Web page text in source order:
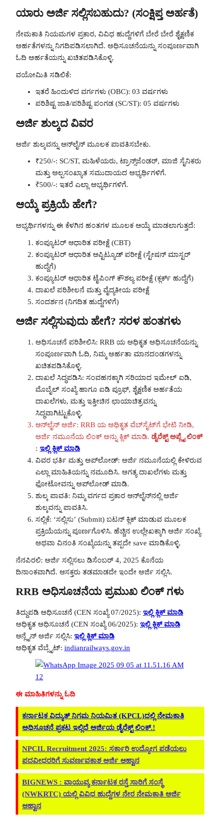
ಯಾರು ಅರ್ಜಿ ಸಲ್ಲಿಸಬಹುದು? (ಸಂಕ್ಷಿಪ್ತ ಅರ್ಹತೆ)
ನೇಮಕಾತಿ ನಿಯಮಗಳ ಪ್ರಕಾರ, ವಿವಿಧ ಹುದ್ದೆಗಳಿಗೆ ಬೇರೆ ಬೇರೆ ಶೈಕ್ಷಣಿಕ
ಅರ್ಹತೆಗಳನ್ನು ನಿಗದಿಪಡಿಸಲಾಗಿದೆ. ಅಧಿಸೂಚನೆಯನ್ನು ಸಂಪೂರ್ಣವಾಗಿ
ಓದಿ ಅರ್ಹತೆಯನ್ನು ಖಚಿತಪಡಿಸಿಕೊಳ್ಳಿ.
ವಯೋಮಿತಿ ಸಡಿಲಿಕೆ:
ಇತರೆ ಹಿಂದುಳಿದ ವರ್ಗಗಳು (OBC): 03 ವರ್ಷಗಳು
ಪರಿಶಿಷ್ಟ ಜಾತಿ/ಪರಿಶಿಷ್ಟ ಪಂಗಡ (SC/ST): 05 ವರ್ಷಗಳು
ಅರ್ಜಿ ಶುಲ್ಕದ ವಿವರ
ಅರ್ಜಿ ಶುಲ್ಕವನ್ನು ಆನ್‌ಲೈನ್ ಮೂಲಕ ಪಾವತಿಸಬೇಕು.
₹250/-: SC/ST, ಮಹಿಳೆಯರು, ಟ್ರಾನ್ಸ್‌ಜೆಂಡರ್, ಮಾಜಿ ಸೈನಿಕರು
ಮತ್ತು ಅಲ್ಪಸಂಖ್ಯಾತ ಸಮುದಾಯದ ಅಭ್ಯರ್ಥಿಗಳಿಗೆ.
₹500/-: ಇತರೆ ಎಲ್ಲಾ ಅಭ್ಯರ್ಥಿಗಳಿಗೆ.
ಆಯ್ಕೆ ಪ್ರಕ್ರಿಯೆ ಹೇಗೆ?
ಅಭ್ಯರ್ಥಿಗಳನ್ನು ಈ ಕೆಳಗಿನ ಹಂತಗಳ ಮೂಲಕ ಆಯ್ಕೆ ಮಾಡಲಾಗುತ್ತದೆ:
ಕಂಪ್ಯೂಟರ್ ಆಧಾರಿತ ಪರೀಕ್ಷೆ (CBT)
ಕಂಪ್ಯೂಟರ್ ಆಧಾರಿತ ಆಪ್ಟಿಟ್ಯೂಡ್ ಪರೀಕ್ಷೆ (ಸ್ಟೇಷನ್ ಮಾಸ್ಟರ್
ಹುದ್ದೆಗೆ)
ಕಂಪ್ಯೂಟರ್ ಆಧಾರಿತ ಟೈಪಿಂಗ್ ಕೌಶಲ್ಯ ಪರೀಕ್ಷೆ (ಕ್ಲರ್ಕ್ ಹುದ್ದೆಗೆ)
ದಾಖಲೆ ಪರಿಶೀಲನೆ ಮತ್ತು ವೈದ್ಯಕೀಯ ಪರೀಕ್ಷೆ
ಸಂದರ್ಶನ (ನಿಗದಿತ ಹುದ್ದೆಗಳಿಗೆ)
ಅರ್ಜಿ ಸಲ್ಲಿಸುವುದು ಹೇಗೆ? ಸರಳ ಹಂತಗಳು
ಅಧಿಸೂಚನೆ ಪರಿಶೀಲಿಸಿ: RRB ಯ ಅಧಿಕೃತ ಅಧಿಸೂಚನೆಯನ್ನು
ಸಂಪೂರ್ಣವಾಗಿ ಓದಿ, ನಿಮ್ಮ ಅರ್ಹತಾ ಮಾನದಂಡಗಳನ್ನು
ಖಚಿತಪಡಿಸಿಕೊಳ್ಳಿ.
ದಾಖಲೆ ಸಿದ್ಧಪಡಿಸಿ: ಸಂವಹನಕ್ಕಾಗಿ ಸರಿಯಾದ ಇಮೇಲ್ ಐಡಿ,
ಮೊಬೈಲ್ ಸಂಖ್ಯೆ ಹಾಗೂ ಐಡಿ ಪ್ರೂಫ್, ಶೈಕ್ಷಣಿಕ ಅರ್ಹತೆಯ
ದಾಖಲೆಗಳು, ಮತ್ತು ಇತ್ತೀಚಿನ ಛಾಯಾಚಿತ್ರವನ್ನು
ಸಿದ್ಧವಾಗಿಟ್ಟುಕೊಳ್ಳಿ.
ಆನ್‌ಲೈನ್ ಅರ್ಜಿ: RRB ಯ ಅಧಿಕೃತ ವೆಬ್‌ಸೈಟ್‌ಗೆ ಭೇಟಿ ನೀಡಿ,
ಅರ್ಜಿ ನಮೂನೆಯ ಲಿಂಕ್ ಅನ್ನು ಕ್ಲಿಕ್ ಮಾಡಿ. ಡೈರೆಕ್ಟ್ ಅಪ್ಲೈ ಲಿಂಕ್
: ಇಲ್ಲಿ ಕ್ಲಿಕ್ ಮಾಡಿ
ವಿವರ ಭರ್ತಿ ಮತ್ತು ಅಪ್‌ಲೋಡ್: ಅರ್ಜಿ ನಮೂನೆಯಲ್ಲಿ ಕೇಳಿರುವ
ಎಲ್ಲಾ ಮಾಹಿತಿಯನ್ನು ನಮೂದಿಸಿ. ಅಗತ್ಯ ದಾಖಲೆಗಳು ಮತ್ತು
ಫೋಟೋವನ್ನು ಅಪ್‌ಲೋಡ್ ಮಾಡಿ.
ಶುಲ್ಕ ಪಾವತಿ: ನಿಮ್ಮ ವರ್ಗದ ಪ್ರಕಾರ ಆನ್‌ಲೈನ್‌ನಲ್ಲಿ ಅರ್ಜಿ
ಶುಲ್ಕವನ್ನು ಪಾವತಿಸಿ.
ಸಲ್ಲಿಕೆ: ‘ಸಲ್ಲಿಸು’ (Submit) ಬಟನ್ ಕ್ಲಿಕ್ ಮಾಡುವ ಮೂಲಕ
ಪ್ರಕ್ರಿಯೆಯನ್ನು ಪೂರ್ಣಗೊಳಿಸಿ. ಹೆಚ್ಚಿನ ಉಲ್ಲೇಖಕ್ಕಾಗಿ ಅರ್ಜಿ ಸಂಖ್ಯೆ
ಅಥವಾ ವಿನಂತಿ ಸಂಖ್ಯೆಯನ್ನು ತಪ್ಪದೇ save ಮಾಡಿಕೊಳ್ಳಿ.
ನೆನಪಿರಲಿ: ಅರ್ಜಿ ಸಲ್ಲಿಸಲು ಡಿಸೆಂಬರ್ 4, 2025 ಕೊನೆಯ
ದಿನಾಂಕವಾಗಿದೆ. ಆಸಕ್ತರು ತಡಮಾಡದೇ ಇಂದೇ ಅರ್ಜಿ ಸಲ್ಲಿಸಿ.
RRB ಅಧಿಸೂಚನೆಯ ಪ್ರಮುಖ ಲಿಂಕ್ ಗಳು
ತಿದ್ದುಪಡಿ ಅಧಿಸೂಚನೆ (CEN ಸಂಖ್ಯೆ 07/2025): ಇಲ್ಲಿ ಕ್ಲಿಕ್ ಮಾಡಿ
ಅಧಿಕೃತ ಅಧಿಸೂಚನೆ (CEN ಸಂಖ್ಯೆ 06/2025): ಇಲ್ಲಿ ಕ್ಲಿಕ್ ಮಾಡಿ
ಆನ್ಲೈನ್ ಅರ್ಜಿ ಸಲ್ಲಿಸಿ: ಇಲ್ಲಿ ಕ್ಲಿಕ್ ಮಾಡಿ
ಅಧಿಕೃತ ವೆಬ್ಸೈಟ್: indianrailways.gov.in
ಈ ಮಾಹಿತಿಗಳನ್ನು ಓದಿ
ಕರ್ನಾಟಕ ವಿದ್ಯುತ್ ನಿಗಮ ನಿಯಮಿತ (KPCL)ದಲ್ಲಿ ನೇಮಕಾತಿ
ಅಧಿಸೂಚನೆ ಪ್ರಕಟ ಇಲ್ಲಿದೆ ಅರ್ಜಿಯ ಡೈರೆಕ್ಟ್‌ ಲಿಂಕ್.!
NPCIL Recruitment 2025: ಸರ್ಕಾರಿ ಉದ್ಯೋಗ ಪಡೆಯಲು
ಪದವೀಧರರಿಗೆ ಸುವರ್ಣವಕಾಶ ಅರ್ಜಿ ಆಹ್ವಾನ
BIGNEWS : ವಾಯುವ್ಯ ಕರ್ನಾಟಕ ರಸ್ತೆ ಸಾರಿಗೆ ಸಂಸ್ಥೆ
(NWKRTC) ಯಲ್ಲಿ ವಿವಿಧ ಹುದ್ದೆಗಳ ನೇರ ನೇಮಕಾತಿ ಅರ್ಜಿ
ಆಹ್ವಾನ